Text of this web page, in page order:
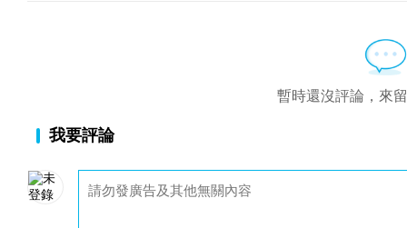
暫時還沒評論，來
我要評論